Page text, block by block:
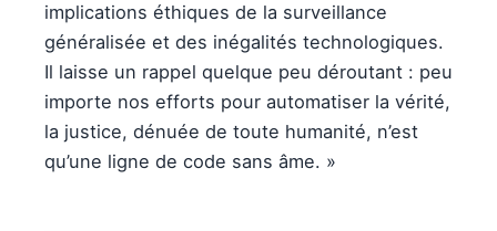
implications éthiques de la surveillance
généralisée et des inégalités technologiques.
Il laisse un rappel quelque peu déroutant : peu
importe nos efforts pour automatiser la vérité,
la justice, dénuée de toute humanité, n’est
qu’une ligne de code sans âme. »